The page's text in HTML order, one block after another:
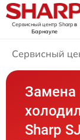
Сервисный центр Sharpв
Барнауле
Сервисный
Замена
Sharp